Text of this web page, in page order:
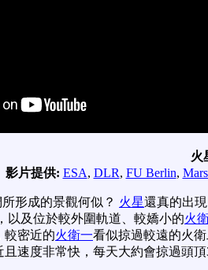
火
影片提供: ESA, DLR, FU Berlin,
形成的景觀何似？ 火星還真的出
，以及位於較外圍軌道、較嬌小的火
較密近的火衛一看似掠過較遠的火
且速度非常快，每天大約會掠過頭頂